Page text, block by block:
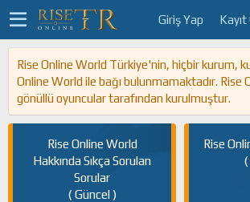
Giriş Yap Kayıt
Rise Online World Türkiye'nin, hiçbir kurum,
Online World ile bağı bulunmamaktadır. Rise
gönüllü oyuncular tarafından kurulmuştur.
Rise Online World
Hakkında Sıkça Sorulan
Sorular
( Güncel )
Rise
(